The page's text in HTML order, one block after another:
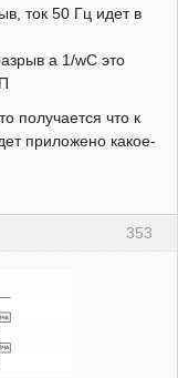
ток 50 Гц идет в
а 1/wC это
получается что к
приложено какое-
353